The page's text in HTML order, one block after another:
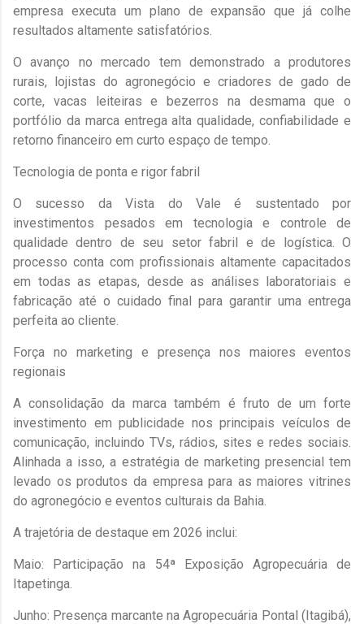
empresa executa um plano de expansão que já colhe
resultados altamente satisfatórios.
​O avanço no mercado tem demonstrado a produtores
rurais, lojistas do agronegócio e criadores de gado de
corte, vacas leiteiras e bezerros na desmama que o
portfólio da marca entrega alta qualidade, confiabilidade e
retorno financeiro em curto espaço de tempo.
​Tecnologia de ponta e rigor fabril
​O sucesso da Vista do Vale é sustentado por
investimentos pesados em tecnologia e controle de
qualidade dentro de seu setor fabril e de logística. O
processo conta com profissionais altamente capacitados
em todas as etapas, desde as análises laboratoriais e
fabricação até o cuidado final para garantir uma entrega
perfeita ao cliente.
​Força no marketing e presença nos maiores eventos
regionais
​A consolidação da marca também é fruto de um forte
investimento em publicidade nos principais veículos de
comunicação, incluindo TVs, rádios, sites e redes sociais.
Alinhada a isso, a estratégia de marketing presencial tem
levado os produtos da empresa para as maiores vitrines
do agronegócio e eventos culturais da Bahia.
​A trajetória de destaque em 2026 inclui:
​Maio: Participação na 54ª Exposição Agropecuária de
Itapetinga.
​Junho: Presença marcante na Agropecuária Pontal (Itagibá),